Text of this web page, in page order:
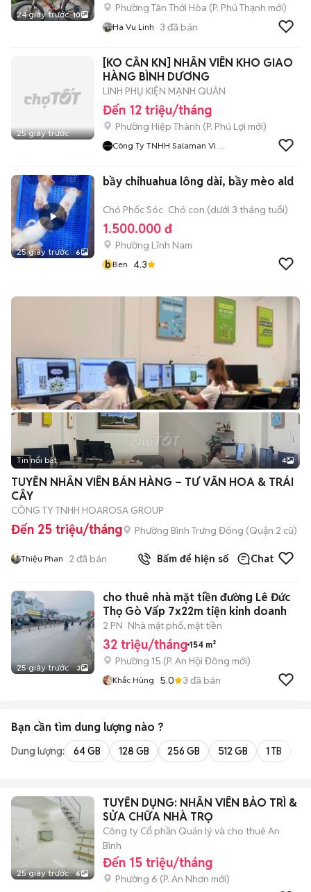
24 giây trước 10
Phường Tân Thới Hòa (P. Phú Thạnh mới)
Ha Vu Linh 3 đã bán
25 giây trước
[KO CẦN KN] NHÂN VIÊN KHO GIAO
HÀNG BÌNH DƯƠNG
LINH PHỤ KIỆN MẠNH QUÂN
Đến 12 triệu/tháng
Phường Hiệp Thành (P. Phú Lợi mới)
Công Ty TNHH Salaman Việt
25 giây trước 6
bầy chihuahua lông dài, bầy mèo ald
Chó Phốc Sóc Chó con (dưới 3 tháng tuổi)
1.500.000 đ
Phường Lĩnh Nam
bBen 4.3
Tin nổi bật 4
TUYỂN NHÂN VIÊN BÁN HÀNG – TƯ VẤN HOA & TRÁI
CÂY
CÔNG TY TNHH HOAROSA GROUP
Đến 25 triệu/tháng Phường Bình Trưng Đông (Quận 2 cũ)
Thiệu Phan 2 đã bán Bấm để hiện số Chat
25 giây trước 3
cho thuê nhà mặt tiền đường Lê Đức
Thọ Gò Vấp 7x22m tiện kinh doanh
2 PN Nhà mặt phố, mặt tiền
32 triệu/tháng 154 m²
Phường 15 (P. An Hội Đông mới)
Khắc Hùng 5.0 3 đã bán
Bạn cần tìm dung lượng nào ?
Dung lượng: 64 GB 128 GB 256 GB 512 GB 1 TB
25 giây trước 6
TUYỂN DỤNG: NHÂN VIÊN BẢO TRÌ &
SỬA CHỮA NHÀ TRỌ
Công ty Cổ phần Quản lý và cho thuê An
Bình
Đến 15 triệu/tháng
Phường 6 (P. An Nhơn mới)